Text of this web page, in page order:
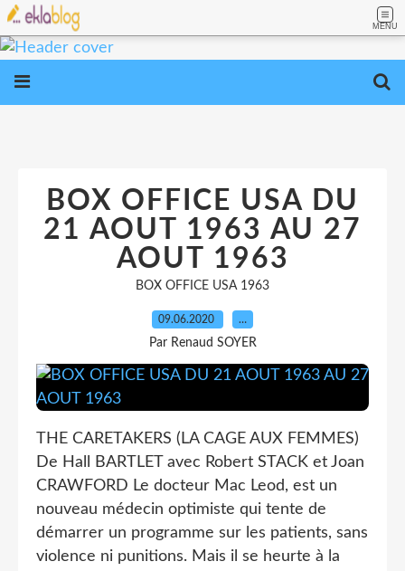
MENU
BOX OFFICE USA DU
21 AOUT 1963 AU 27
AOUT 1963
BOX OFFICE USA 1963
09.06.2020 …
Par Renaud SOYER
THE CARETAKERS (LA CAGE AUX FEMMES)
De Hall BARTLET avec Robert STACK et Joan
CRAWFORD Le docteur Mac Leod, est un
nouveau médecin optimiste qui tente de
démarrer un programme sur les patients, sans
violence ni punitions. Mais il se heurte à la